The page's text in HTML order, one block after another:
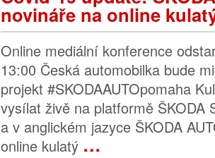
novináře na online
Online mediální konference
13:00 Česká automobilka bude
projekt #SKODAAUTOpomaha
vysílat živě na platformě ŠKODA
a v anglickém jazyce ŠKODA
online kulatý …